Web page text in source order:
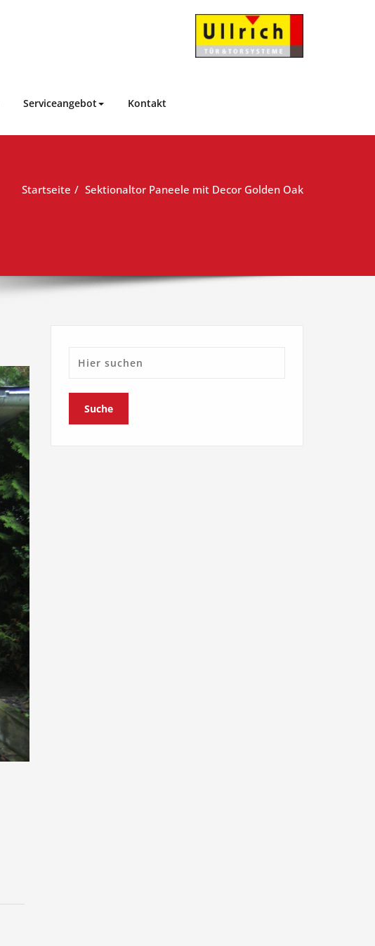
Ullrich Tür- und
Torsysteme
…Das besondere Tor!
Serviceangebot Kontakt
Startseite Sektionaltor Paneele mit Decor Golden Oak